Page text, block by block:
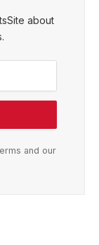
about
and our